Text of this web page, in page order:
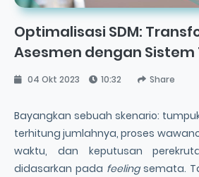
Optimalisasi SDM:
Asesmen dengan
04 Okt 2023 10:32 Share
Bayangkan sebuah skenario:
terhitung jumlahnya, proses
waktu, dan keputusan
didasarkan pada feelingsemata.